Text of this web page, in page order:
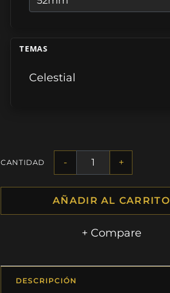
TEMAS
Celestial
CANTIDAD - +
AÑADIR AL CARRITO
+ Compare
DESCRIPCIÓN